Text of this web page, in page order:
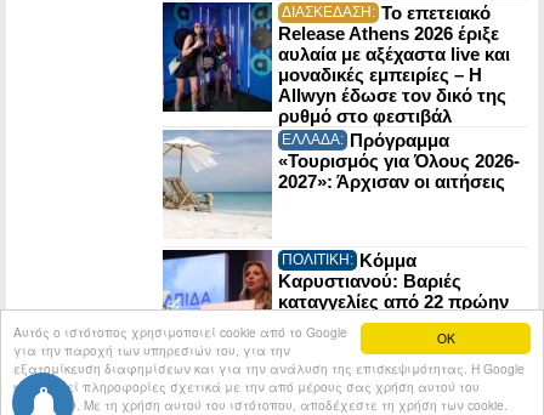
OK
Αυτός ο ιστότοπος χρησιμοποιεί cookie από το Google
για την παροχή των υπηρεσιών του, για την
εξατομίκευση διαφημίσεων και για την ανάλυση της επισκεψιμότητας. Η Google
κοινοποιεί πληροφορίες σχετικά με την από μέρους σας χρήση αυτού του
ιστότοπου. Με τη χρήση αυτού του ιστότοπου, αποδέχεστε τη χρήση των cookie.
ΔΙΑΣΚΕΔΑΣΗ: Το επετειακό
Release Athens 2026 έριξε
αυλαία με αξέχαστα live και
μοναδικές εμπειρίες – Η
Allwyn έδωσε τον δικό της
ρυθμό στο φεστιβάλ
ΕΛΛΑΔΑ: Πρόγραμμα
«Τουρισμός για Όλους 2026-
2027»: Άρχισαν οι αιτήσεις
ΠΟΛΙΤΙΚΗ: Κόμμα
Καρυστιανού: Βαριές
καταγγελίες από 22 πρώην
στελέχη της Ελπίδας για τη
Δημοκρατία
© 2026 Tribune.gr All rights reserved.
Entries RSS